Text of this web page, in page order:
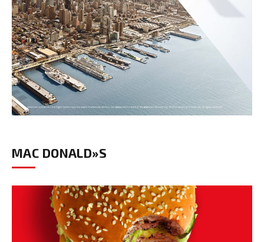
MAC DONALD»S